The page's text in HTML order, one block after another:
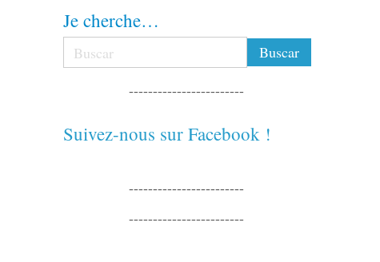
Je cherche…
------------------------
Suivez-nous sur Facebook !
------------------------
------------------------